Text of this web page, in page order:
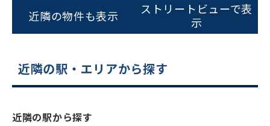
近隣の物件も表示
ストリートビューで表
示
近隣の駅・エリアから探す
近隣の駅から探す